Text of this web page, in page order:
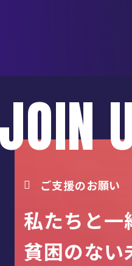
ご支援のお願い
私たちと一
貧困のない